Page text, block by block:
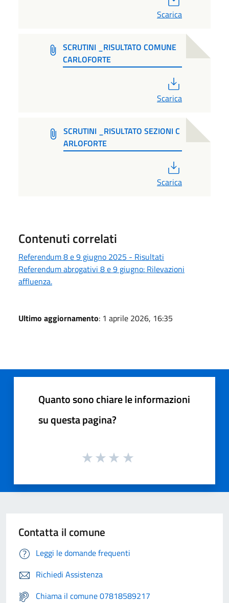
Scarica
SCRUTINI _RISULTATO COMUNE
CARLOFORTE
Scarica
SCRUTINI _RISULTATO SEZIONI C
ARLOFORTE
Scarica
Contenuti correlati
Referendum 8 e 9 giugno 2025 - Risultati
Referendum abrogativi 8 e 9 giugno: Rilevazioni
affluenza.
Ultimo aggiornamento: 1 aprile 2026, 16:35
Quanto sono chiare le informazioni
su questa pagina?
Contatta il comune
Leggi le domande frequenti
Richiedi Assistenza
Chiama il comune 07818589217